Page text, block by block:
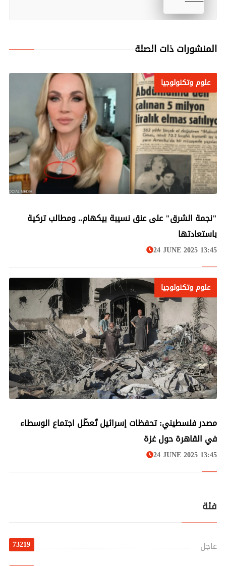
فئة
عاجل 73219
المنشورات ذات الصلة
علوم وتكنولوجيا
"نجمة الشرق" على عنق نسيبة بيكهام.. ومطالب تركية
باستعادتها
24 JUNE 2025 13:45
علوم وتكنولوجيا
مصدر فلسطيني: تحفظات إسرائيل تُعطّل اجتماع الوسطاء
في القاهرة حول غزة
24 JUNE 2025 13:45